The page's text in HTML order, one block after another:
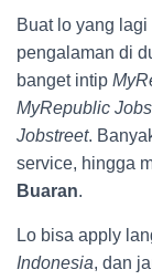
Buat lo yang
pengalaman di
banget intip
MyRepublic Jobs
Jobstreet.
service, hingga
Buaran.
Lo bisa apply
Indonesia, dan